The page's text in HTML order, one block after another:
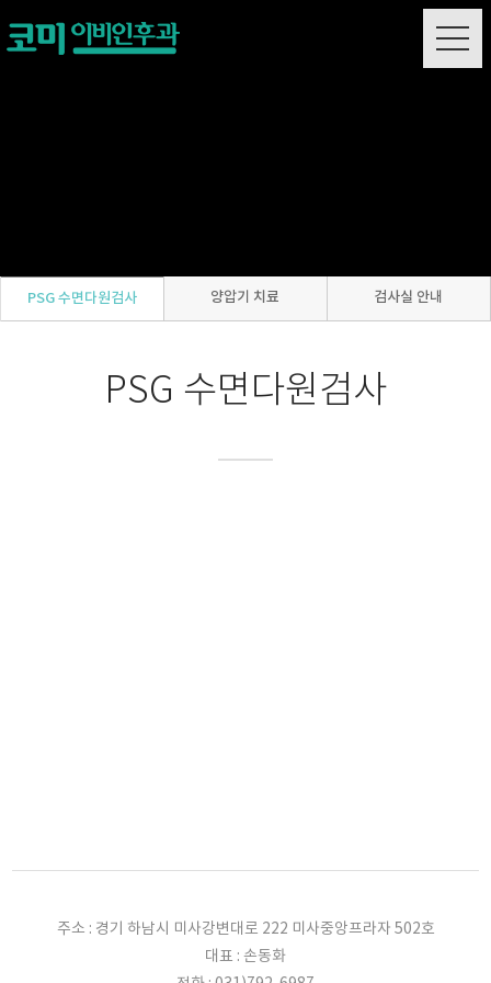
PSG 수면다원검사 양압기 치료 검사실 안내
PSG 수면다원검사
주소 : 경기 하남시 미사강변대로 222 미사중앙프라자 502호
대표 : 손동화